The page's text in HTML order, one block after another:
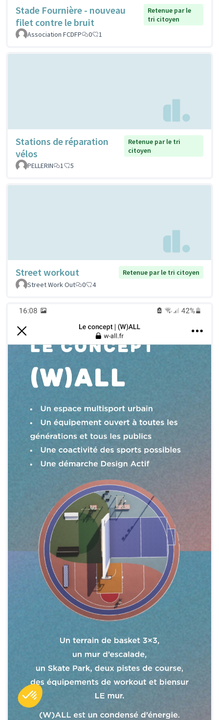
Stade Fournière - nouveau
filet contre le bruit
Retenue par le
tri citoyen
Association FCDFP
0 1
Stations de réparation
vélos
Retenue par le tri
citoyen
PELLERIN
1 5
Street workout
Retenue par le tri citoyen
Street Work Out
0 4